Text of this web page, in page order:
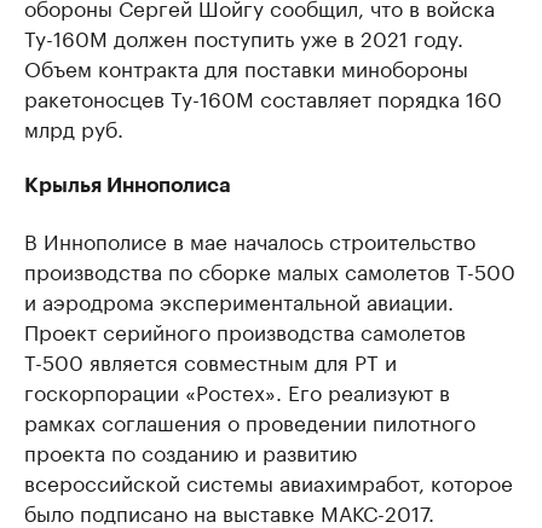
Ту-160М должен поступить уже в 2021 году.
Объем контракта для поставки минобороны
ракетоносцев Ту-160М составляет порядка 160
млрд руб.
Крылья Иннополиса
В Иннополисе в мае началось строительство
производства по сборке малых самолетов Т-500
и аэродрома экспериментальной авиации.
Проект серийного производства самолетов
Т-500 является совместным для РТ и
госкорпорации «Ростех». Его реализуют в
рамках соглашения о проведении пилотного
проекта по созданию и развитию
всероссийской системы авиахимработ, которое
было подписано на выставке МАКС-2017.